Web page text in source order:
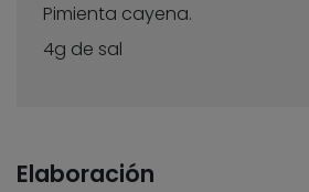
Pimienta cayena.
4g de sal
Elaboración